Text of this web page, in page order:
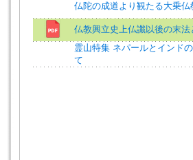
仏陀の成道より観たる大乗仏
仏教興立史上仏讖以後の末法
霊山特集 ネパールとインド
て